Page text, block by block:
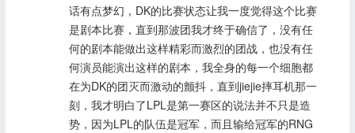
话有点梦幻，DK的比赛状态让我一度觉得这个比赛
是剧本比赛，直到那波团我才终于确信了，没有任
何的剧本能做出这样精彩而激烈的团战，也没有任
何演员能演出这样的剧本，我全身的每一个细胞都
在为DK的团灭而激动的颤抖，直到jiejie摔耳机那一
刻，我才明白了LPL是第一赛区的说法并不只是造
势，因为LPL的队伍是冠军，而且输给冠军的RNG